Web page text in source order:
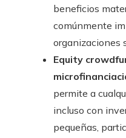
beneficios
comúnmente
organizaciones
Equity
permite a
incluso con
pequeñas,